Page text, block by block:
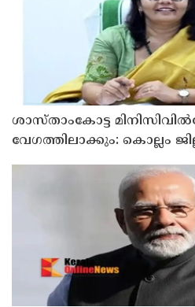
ശാസ്താംകോട്ട
വേഗത്തിലാക്കും: കൊല്ലം